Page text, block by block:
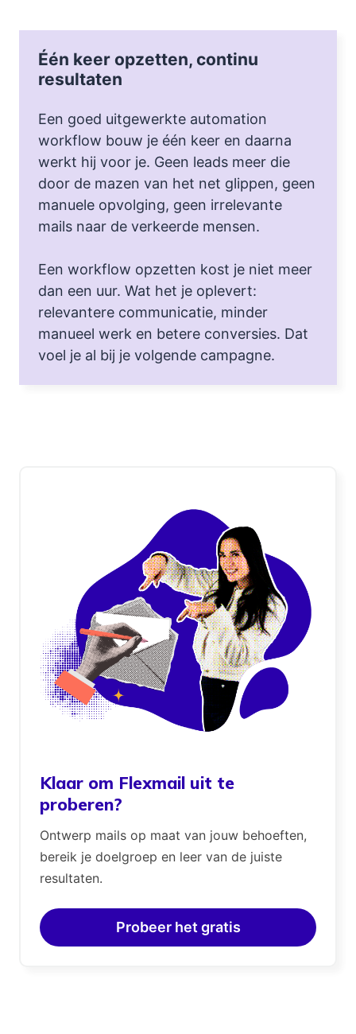
Één keer opzetten, continu
resultaten
Een goed uitgewerkte automation
workflow bouw je één keer en daarna
werkt hij voor je. Geen leads meer die
door de mazen van het net glippen, geen
manuele opvolging, geen irrelevante
mails naar de verkeerde mensen.
Een workflow opzetten kost je niet meer
dan een uur. Wat het je oplevert:
relevantere communicatie, minder
manueel werk en betere conversies. Dat
voel je al bij je volgende campagne.
Klaar om Flexmail uit te
proberen?
Ontwerp mails op maat van jouw behoeften,
bereik je doelgroep en leer van de juiste
resultaten.
Probeer het gratis